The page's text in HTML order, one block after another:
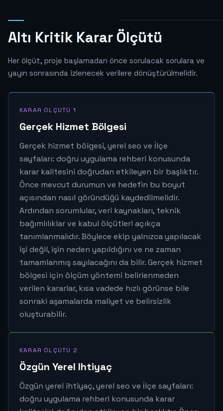
Altı Kritik Karar Ölçütü
Her ölçüt, proje başlamadan önce sorulacak sorulara ve
yayın sonrasında izlenecek verilere dönüştürülmelidir.
KARAR ÖLÇÜTÜ 1
Gerçek Hizmet Bölgesi
Gerçek hizmet bölgesi, yerel seo ve i̇lçe
sayfaları: doğru uygulama rehberi konusunda
karar kalitesini doğrudan etkileyen bir başlıktır.
Önce mevcut durumun ve hedefin bu boyut
açısından nasıl göründüğü kaydedilmelidir.
Ardından sorumlular, veri kaynakları, teknik
bağımlılıklar ve kabul ölçütleri açıkça
tanımlanmalıdır. Böylece ekip yalnızca yapılacak
işi değil, işin neden yapıldığını ve ne zaman
tamamlanmış sayılacağını da bilir. Gerçek hizmet
bölgesi için ölçüm yöntemi belirlenmeden
verilen kararlar, kısa vadede hızlı görünse bile
sonraki aşamalarda maliyet ve belirsizlik
oluşturabilir.
KARAR ÖLÇÜTÜ 2
Özgün Yerel Ihtiyaç
Özgün yerel ihtiyaç, yerel seo ve i̇lçe sayfaları:
doğru uygulama rehberi konusunda karar